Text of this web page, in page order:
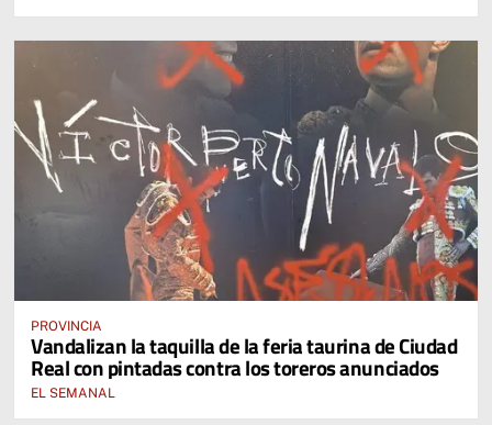
PROVINCIA
Vandalizan la taquilla de la feria taurina de Ciudad
Real con pintadas contra los toreros anunciados
EL SEMANAL